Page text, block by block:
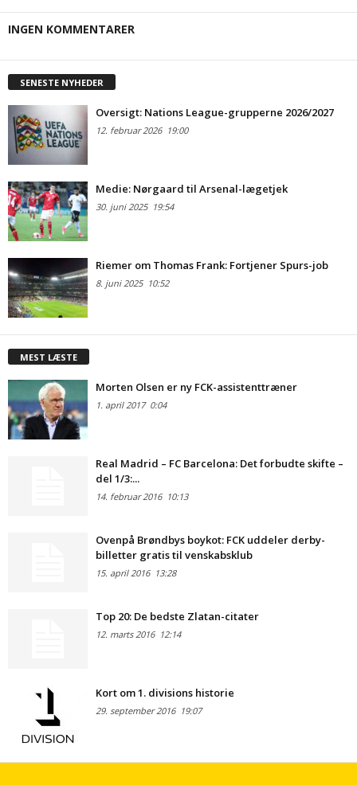
INGEN KOMMENTARER
SENESTE NYHEDER
Oversigt: Nations League-grupperne 2026/2027
12. februar 202619:00
Medie: Nørgaard til Arsenal-lægetjek
30. juni 202519:54
Riemer om Thomas Frank: Fortjener Spurs-job
8. juni 202510:52
MEST LÆSTE
Morten Olsen er ny FCK-assistenttræner
1. april 20170:04
Real Madrid – FC Barcelona: Det forbudte skifte –
del 1/3:...
14. februar 201610:13
Ovenpå Brøndbys boykot: FCK uddeler derby-
billetter gratis til venskabsklub
15. april 201613:28
Top 20: De bedste Zlatan-citater
12. marts 201612:14
Kort om 1. divisions historie
29. september 201619:07